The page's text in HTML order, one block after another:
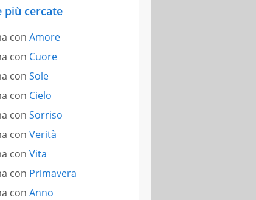
più cercate
con Amore
con Cuore
con Sole
con Cielo
con Sorriso
con Verità
con Vita
con Primavera
con Anno